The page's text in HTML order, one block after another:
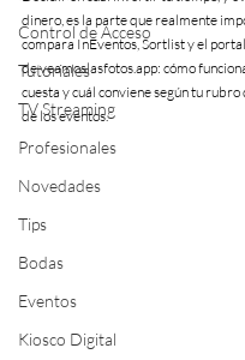
Control de Acceso
Tutoriales
TV Streaming
Profesionales
Novedades
Tips
Bodas
Eventos
Kiosco Digital
dinero, es la parte que realmente
compara InEventos, Sortlist y el
de veamoslasfotos.app: cómo
cuesta y cuál conviene según tu
de los eventos.